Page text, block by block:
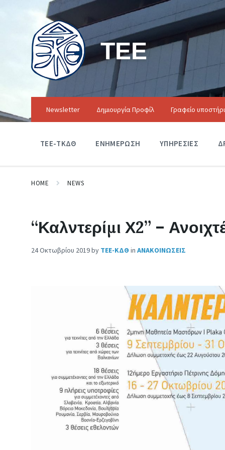
ΤΕΕ
Newsletter Δημιουργία Προφίλ Γραφείο
ΤΕΕ-ΤΚΔΘ ΕΝΗΜΕΡΩΣΗ ΥΠΗΡΕΣΙΕΣ
HOME NEWS
“Καλντερίμι Χ2” –
24 Οκτωβρίου 2019by ΤΕΕ-ΚΔΘ in ΑΝΑΚΟΙΝΩΣΕΙΣ